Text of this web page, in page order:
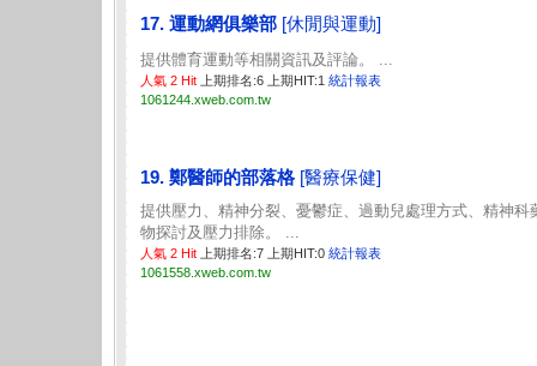
17. 運動網俱樂部 [休閒與運動]
提供體育運動等相關資訊及評論。 ...
人氣 2 Hit 上期排名:6 上期HIT:1 統計報表
1061244.xweb.com.tw
19. 鄭醫師的部落格 [醫療保健]
提供壓力、精神分裂、憂鬱症、過動兒處理方式、精神科
物探討及壓力排除。 ...
人氣 2 Hit 上期排名:7 上期HIT:0 統計報表
1061558.xweb.com.tw